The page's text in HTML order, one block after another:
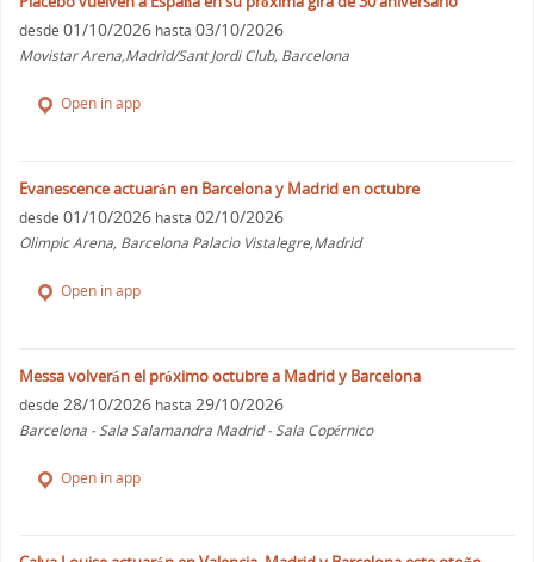
desde 01/10/2026 hasta 03/10/2026
Movistar Arena,Madrid/Sant Jordi Club, Barcelona
Open in app
Evanescence actuarán en Barcelona y Madrid en octubre
desde 01/10/2026 hasta 02/10/2026
Olimpic Arena, Barcelona Palacio Vistalegre,Madrid
Open in app
Messa volverán el próximo octubre a Madrid y Barcelona
desde 28/10/2026 hasta 29/10/2026
Barcelona - Sala Salamandra Madrid - Sala Copérnico
Open in app